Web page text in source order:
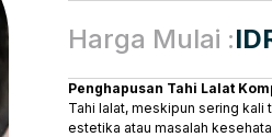
Harga Mulai :
Penghapusan Tahi Lalat
Tahi lalat, meskipun sering kali
estetika atau masalah